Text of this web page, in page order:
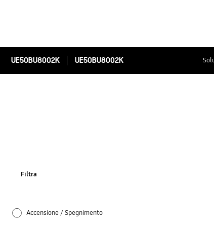
UE50BU8002K UE50BU8002K
Filtra
Accensione / Spegnimento